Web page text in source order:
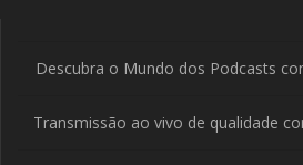
Descubra o Mundo dos Podcasts
Transmissão ao vivo de qualidade